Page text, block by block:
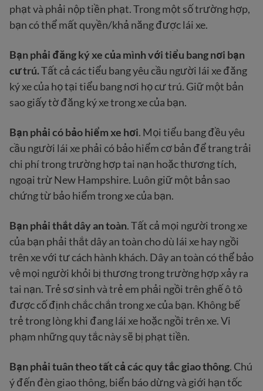
phạt và phải nộp tiền phạt. Trong một số trường hợp,
bạn có thể mất quyền/khả năng được lái xe.
Bạn phải đăng ký xe của mình với tiểu bang nơi bạn
cư trú.Tất cả các tiểu bang yêu cầu người lái xe đăng
ký xe của họ tại tiểu bang nơi họ cư trú. Giữ một bản
sao giấy tờ đăng ký xe trong xe của bạn.
Bạn phải có bảo hiểm xe hơi. Mọi tiểu bang đều yêu
cầu người lái xe phải có bảo hiểm cơ bản để trang trải
chi phí trong trường hợp tai nạn hoặc thương tích,
ngoại trừ New Hampshire. Luôn giữ một bản sao
chứng từ bảo hiểm trong xe của bạn.
Bạn phải thắt dây an toàn. Tất cả mọi người trong xe
của bạn phải thắt dây an toàn cho dù lái xe hay ngồi
trên xe với tư cách hành khách. Dây an toàn có thể bảo
vệ mọi người khỏi bị thương trong trường hợp xảy ra
tai nạn. Trẻ sơ sinh và trẻ em phải ngồi trên ghế ô tô
được cố định chắc chắn trong xe của bạn. Không bế
trẻ trong lòng khi đang lái xe hoặc ngồi trên xe. Vi
phạm những quy tắc này sẽ bị phạt tiền.
Bạn phải tuân theo tất cả các quy tắc giao thông. Chú
ý đến đèn giao thông, biển báo dừng và giới hạn tốc